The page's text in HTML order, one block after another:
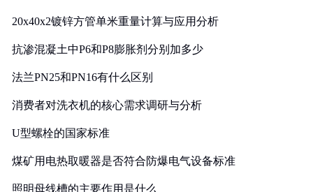
20x40x2镀锌方管单米重量计算与应用分析
抗渗混凝土中P6和P8膨胀剂分别加多少
法兰PN25和PN16有什么区别
消费者对洗衣机的核心需求调研与分析
U型螺栓的国家标准
煤矿用电热取暖器是否符合防爆电气设备标准
照明母线槽的主要作用是什么